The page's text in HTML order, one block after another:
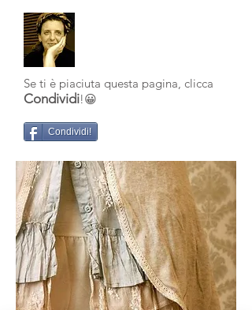
Se ti è piaciuta questa pagina, clicca
Condividi!😀
Condividi!